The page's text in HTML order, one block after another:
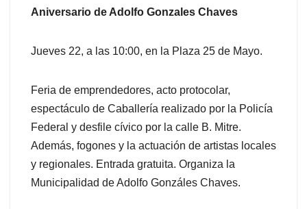
Aniversario de Adolfo Gonzales Chaves
Jueves 22, a las 10:00, en la Plaza 25 de Mayo.
Feria de emprendedores, acto protocolar,
espectáculo de Caballería realizado por la Policía
Federal y desfile cívico por la calle B. Mitre.
Además, fogones y la actuación de artistas locales
y regionales. Entrada gratuita. Organiza la
Municipalidad de Adolfo Gonzáles Chaves.